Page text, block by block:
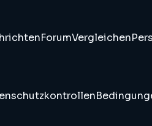
ForumVergleichen